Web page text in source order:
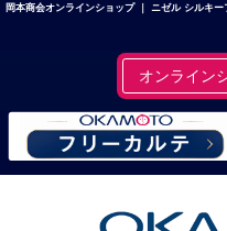
岡本商会オンラインショップ ｜ ニゼル シルキ
オンライン